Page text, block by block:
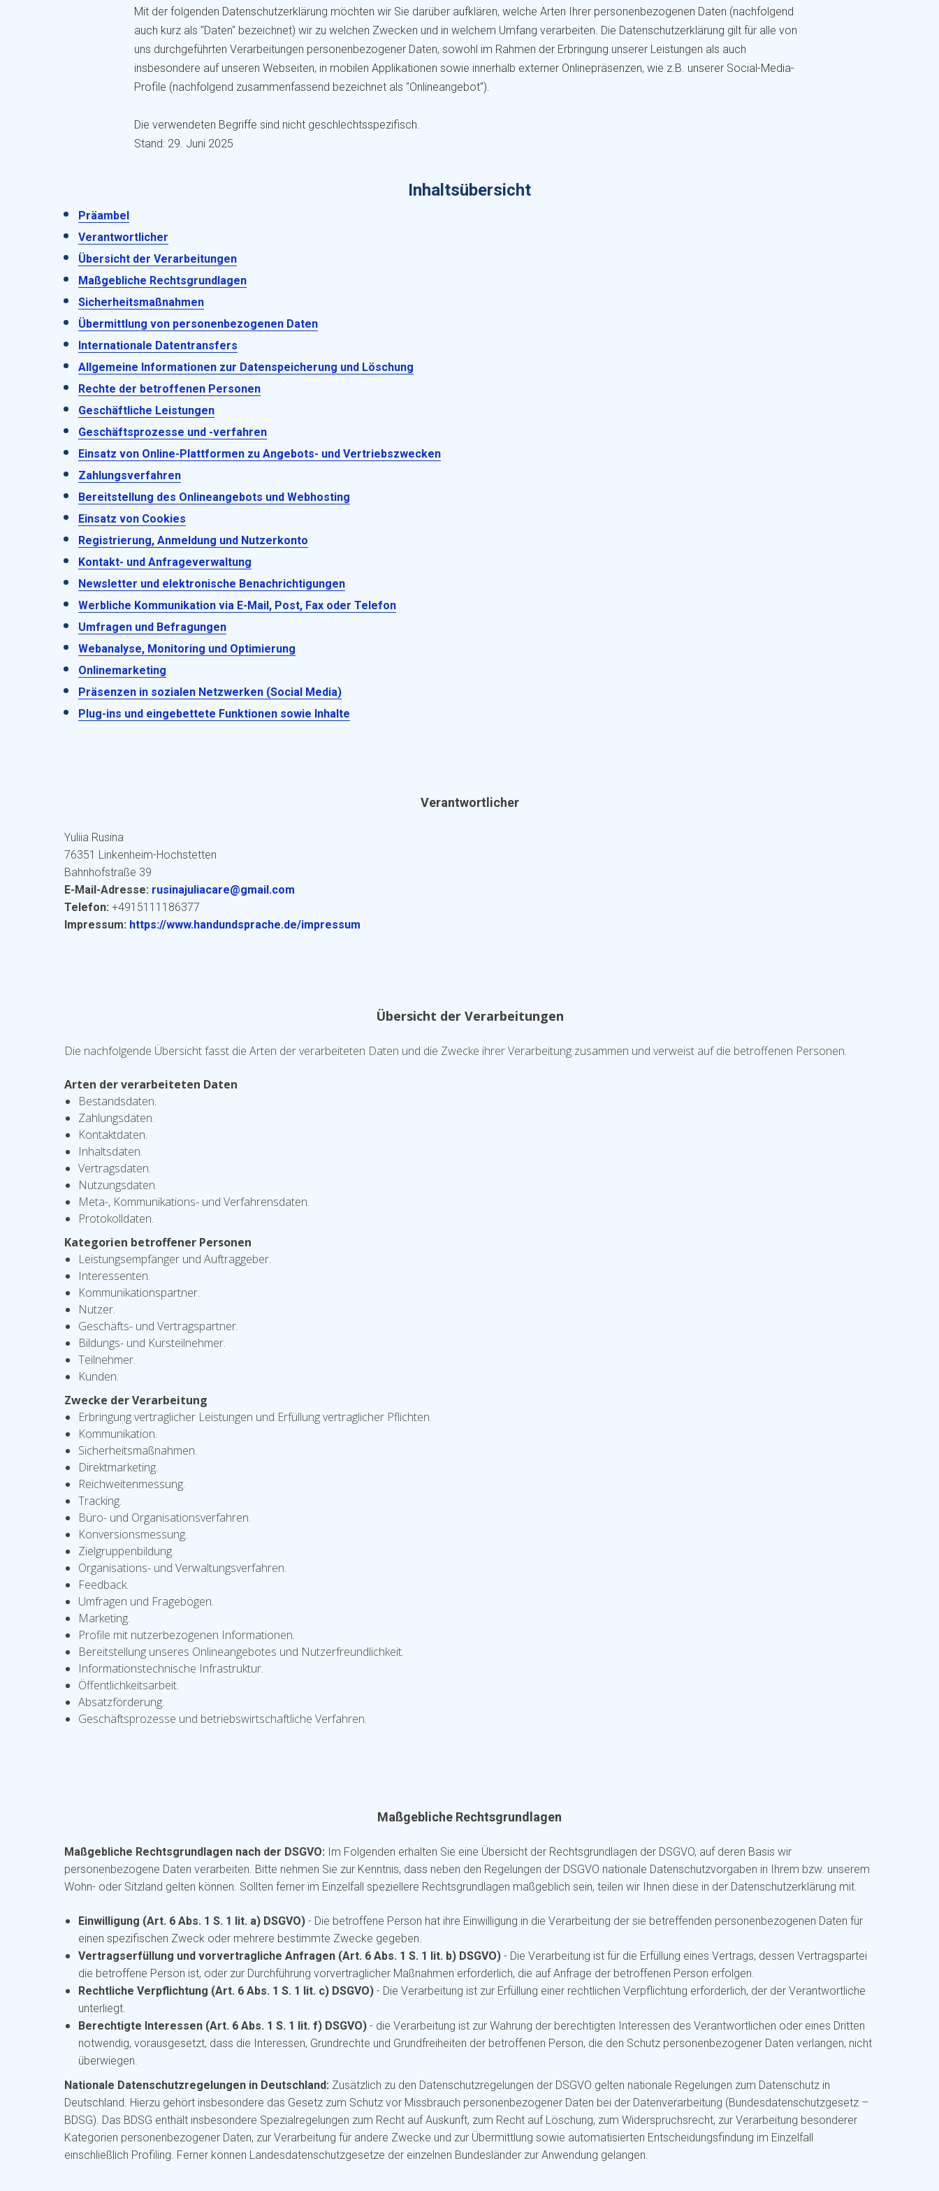
Mit der folgenden Datenschutzerklärung möchten wir Sie darüber aufklären, welche Arten Ihrer personenbezogenen Daten (nachfolgend
auch kurz als "Daten" bezeichnet) wir zu welchen Zwecken und in welchem Umfang verarbeiten. Die Datenschutzerklärung gilt für alle von
uns durchgeführten Verarbeitungen personenbezogener Daten, sowohl im Rahmen der Erbringung unserer Leistungen als auch
insbesondere auf unseren Webseiten, in mobilen Applikationen sowie innerhalb externer Onlinepräsenzen, wie z.B. unserer Social-Media-
Profile (nachfolgend zusammenfassend bezeichnet als "Onlineangebot").
Die verwendeten Begriffe sind nicht geschlechtsspezifisch.
Stand: 29. Juni 2025
Inhaltsübersicht
Präambel
Verantwortlicher
Übersicht der Verarbeitungen
Maßgebliche Rechtsgrundlagen
Sicherheitsmaßnahmen
Übermittlung von personenbezogenen Daten
Internationale Datentransfers
Allgemeine Informationen zur Datenspeicherung und Löschung
Rechte der betroffenen Personen
Geschäftliche Leistungen
Geschäftsprozesse und -verfahren
Einsatz von Online-Plattformen zu Angebots- und Vertriebszwecken
Zahlungsverfahren
Bereitstellung des Onlineangebots und Webhosting
Einsatz von Cookies
Registrierung, Anmeldung und Nutzerkonto
Kontakt- und Anfrageverwaltung
Newsletter und elektronische Benachrichtigungen
Werbliche Kommunikation via E-Mail, Post, Fax oder Telefon
Umfragen und Befragungen
Webanalyse, Monitoring und Optimierung
Onlinemarketing
Präsenzen in sozialen Netzwerken (Social Media)
Plug-ins und eingebettete Funktionen sowie Inhalte
Verantwortlicher
Yuliia Rusina
76351 Linkenheim-Hochstetten
Bahnhofstraße 39
E-Mail-Adresse: rusinajuliacare@gmail.com
Telefon: +4915111186377
Impressum: https://www.handundsprache.de/impressum
Übersicht der Verarbeitungen
Die nachfolgende Übersicht fasst die Arten der verarbeiteten Daten und die Zwecke ihrer Verarbeitung zusammen und verweist auf die betroffenen Personen.
Arten der verarbeiteten Daten
Bestandsdaten.
Zahlungsdaten.
Kontaktdaten.
Inhaltsdaten.
Vertragsdaten.
Nutzungsdaten.
Meta-, Kommunikations- und Verfahrensdaten.
Protokolldaten.
Kategorien betroffener Personen
Leistungsempfänger und Auftraggeber.
Interessenten.
Kommunikationspartner.
Nutzer.
Geschäfts- und Vertragspartner.
Bildungs- und Kursteilnehmer.
Teilnehmer.
Kunden.
Zwecke der Verarbeitung
Erbringung vertraglicher Leistungen und Erfüllung vertraglicher Pflichten.
Kommunikation.
Sicherheitsmaßnahmen.
Direktmarketing.
Reichweitenmessung.
Tracking.
Büro- und Organisationsverfahren.
Konversionsmessung.
Zielgruppenbildung.
Organisations- und Verwaltungsverfahren.
Feedback.
Umfragen und Fragebögen.
Marketing.
Profile mit nutzerbezogenen Informationen.
Bereitstellung unseres Onlineangebotes und Nutzerfreundlichkeit.
Informationstechnische Infrastruktur.
Öffentlichkeitsarbeit.
Absatzförderung.
Geschäftsprozesse und betriebswirtschaftliche Verfahren.
Maßgebliche Rechtsgrundlagen
Maßgebliche Rechtsgrundlagen nach der DSGVO: Im Folgenden erhalten Sie eine Übersicht der Rechtsgrundlagen der DSGVO, auf deren Basis wir
personenbezogene Daten verarbeiten. Bitte nehmen Sie zur Kenntnis, dass neben den Regelungen der DSGVO nationale Datenschutzvorgaben in Ihrem bzw. unserem
Wohn- oder Sitzland gelten können. Sollten ferner im Einzelfall speziellere Rechtsgrundlagen maßgeblich sein, teilen wir Ihnen diese in der Datenschutzerklärung mit.
Einwilligung (Art. 6 Abs. 1 S. 1 lit. a) DSGVO) - Die betroffene Person hat ihre Einwilligung in die Verarbeitung der sie betreffenden personenbezogenen Daten für
einen spezifischen Zweck oder mehrere bestimmte Zwecke gegeben.
Vertragserfüllung und vorvertragliche Anfragen (Art. 6 Abs. 1 S. 1 lit. b) DSGVO) - Die Verarbeitung ist für die Erfüllung eines Vertrags, dessen Vertragspartei
die betroffene Person ist, oder zur Durchführung vorvertraglicher Maßnahmen erforderlich, die auf Anfrage der betroffenen Person erfolgen.
Rechtliche Verpflichtung (Art. 6 Abs. 1 S. 1 lit. c) DSGVO) - Die Verarbeitung ist zur Erfüllung einer rechtlichen Verpflichtung erforderlich, der der Verantwortliche
unterliegt.
Berechtigte Interessen (Art. 6 Abs. 1 S. 1 lit. f) DSGVO) - die Verarbeitung ist zur Wahrung der berechtigten Interessen des Verantwortlichen oder eines Dritten
notwendig, vorausgesetzt, dass die Interessen, Grundrechte und Grundfreiheiten der betroffenen Person, die den Schutz personenbezogener Daten verlangen, nicht
überwiegen.
Nationale Datenschutzregelungen in Deutschland: Zusätzlich zu den Datenschutzregelungen der DSGVO gelten nationale Regelungen zum Datenschutz in
Deutschland. Hierzu gehört insbesondere das Gesetz zum Schutz vor Missbrauch personenbezogener Daten bei der Datenverarbeitung (Bundesdatenschutzgesetz –
BDSG). Das BDSG enthält insbesondere Spezialregelungen zum Recht auf Auskunft, zum Recht auf Löschung, zum Widerspruchsrecht, zur Verarbeitung besonderer
Kategorien personenbezogener Daten, zur Verarbeitung für andere Zwecke und zur Übermittlung sowie automatisierten Entscheidungsfindung im Einzelfall
einschließlich Profiling. Ferner können Landesdatenschutzgesetze der einzelnen Bundesländer zur Anwendung gelangen.